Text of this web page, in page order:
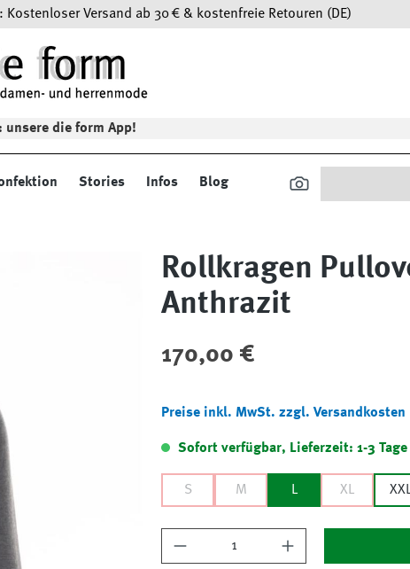
Versand ab 30 € & kostenfreie Retouren (DE)
unsere die form App!
Stories Infos Blog
Rollkragen
Anthrazit
Regulärer Preis:
170,00 €
Preise inkl. MwSt. zzgl. Versandkosten
Sofort verfügbar, Lieferzeit: 1-3 Tage
S M L XL
Produkt Anzahl: Gib den